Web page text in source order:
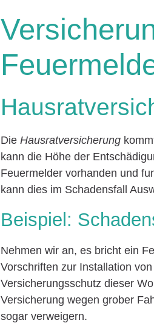
DieHausratversicherung
kann die Höhe der
Feuermelder vorhanden und
kann dies im Schadensfall
Beispiel:
Nehmen wir an, es bricht ein
Vorschriften zur Installation
Versicherungsschutz dieser
Versicherung wegen grober
sogar verweigern.